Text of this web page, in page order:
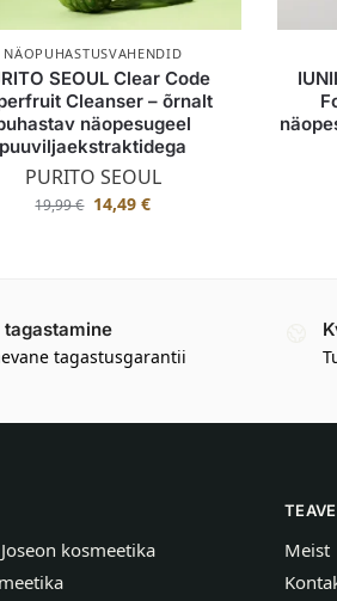
NÄOPUHASTUSVAHENDID
SEOUL Clear Code
Cleanser – õrnalt
näopesugeel
puuviljaekstraktidega
PURITO SEOUL
19,99€ 14,49€
tagastamine
tagastusgarantii
kosmeetika
TEAVE
Meist